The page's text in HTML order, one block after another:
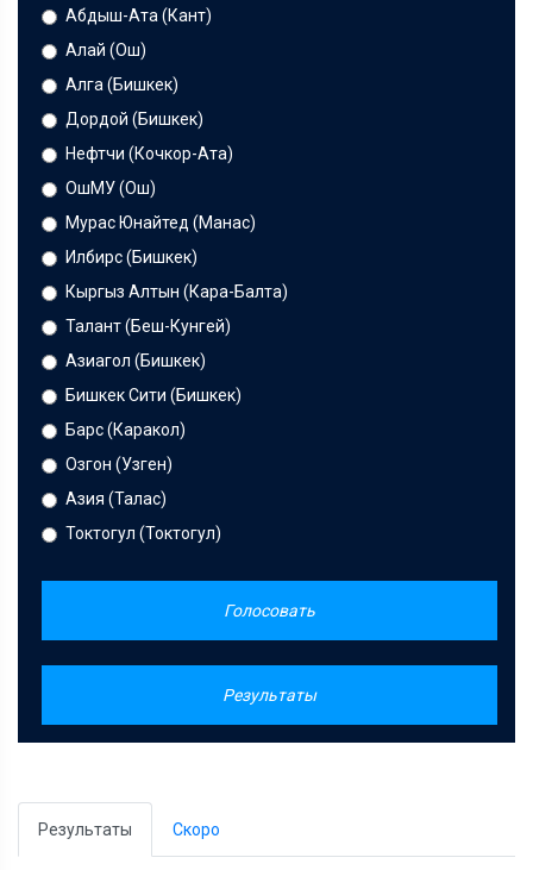
Абдыш-Ата (Кант)
Алай (Ош)
Алга (Бишкек)
Дордой (Бишкек)
Нефтчи (Кочкор-Ата)
ОшМУ (Ош)
Мурас Юнайтед (Манас)
Илбирс (Бишкек)
Кыргыз Алтын (Кара-Балта)
Талант (Беш-Кунгей)
Азиагол (Бишкек)
Бишкек Сити (Бишкек)
Барс (Каракол)
Озгон (Узген)
Азия (Талас)
Токтогул (Токтогул)
Голосовать
Результаты
Результаты Скоро